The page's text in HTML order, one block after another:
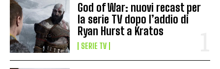
God of War: nuovi recast per
la serie TV dopo l’addio di
Ryan Hurst a Kratos
SERIE TV